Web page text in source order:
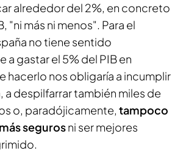
alrededor del 2%, en concreto
"ni más ni menos". Para el
no tiene sentido
gastar el 5% del PIB en
hacerlo nos obligaría a incumplir
a despilfarrar también miles de
o, paradójicamente, tampoco
segurosni ser mejores